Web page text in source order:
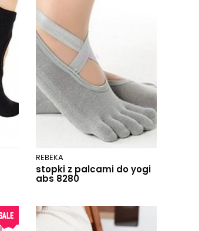
REBEKA
stopki z palcami do yogi
abs 8280